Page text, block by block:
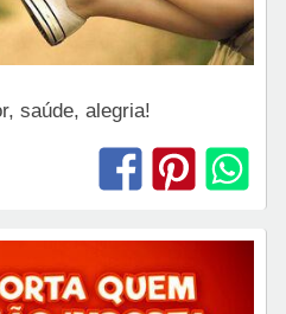
saúde, alegria!